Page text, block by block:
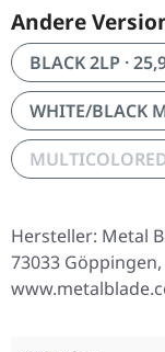
Andere
BLACK 2LP ·
WHITE/BLACK
Hersteller: Metal
73033